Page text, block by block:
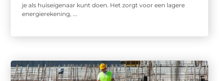
je als huiseigenaar kunt doen. Het zorgt voor een lagere
energierekening, ...